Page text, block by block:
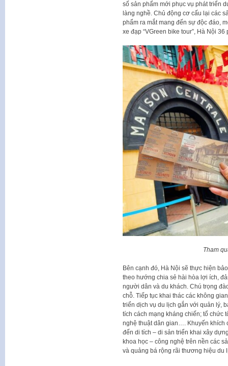
số sản phẩm mới phục vụ phát triển
làng nghề. Chủ động cơ cấu lại các
phẩm ra mắt mang đến sự độc đáo,
xe đạp “VGreen bike tour”, Hà Nội
Tham
Bên cạnh đó, Hà Nội sẽ thực hiện
theo hướng chia sẻ hài hòa lợi ích,
người dân và du khách. Chú trọng
chỗ. Tiếp tục khai thác các không
triển dịch vụ du lịch gắn với quản lý,
tích cách mạng kháng chiến; tổ chức
nghệ thuật dân gian…. Khuyến khích
đến di tích – di sản triển khai xây
khoa học – công nghệ trên nền các
và quảng bá rộng rãi thương hiệu du